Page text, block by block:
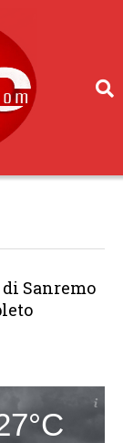
Sanremo